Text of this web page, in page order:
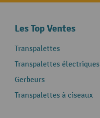
Les Top Ventes
Transpalettes
Transpalettes électriques
Gerbeurs
Transpalettes à ciseaux